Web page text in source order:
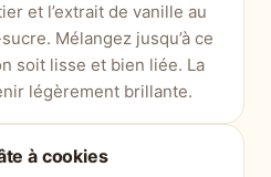
et l’extrait de vanille au
Mélangez jusqu’à ce
soit lisse et bien liée. La
légèrement brillante.
à cookies